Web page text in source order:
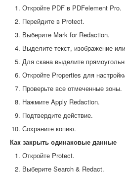
Откройте PDF в PDFelement Pro.
Перейдите в Protect.
Выберите Mark for Redaction.
Выделите текст, изображение
Для скана выделите
Откройте Properties для
Проверьте все отмеченные зоны.
Нажмите Apply Redaction.
Подтвердите действие.
Сохраните копию.
Как закрыть одинаковые данные
Откройте Protect.
Выберите Search & Redact.